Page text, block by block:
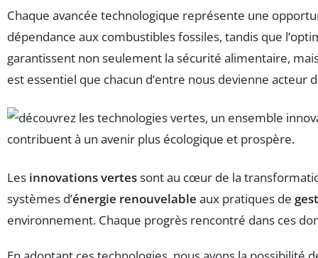
Chaque avancée technologique représente une
dépendance aux combustibles fossiles, tandis que
garantissent non seulement la sécurité alimentaire,
est essentiel que chacun d’entre nous devienne
Les innovations vertessont au cœur de la
systèmes d’énergie renouvelable aux pratiques de
environnement. Chaque progrès rencontré dans ces